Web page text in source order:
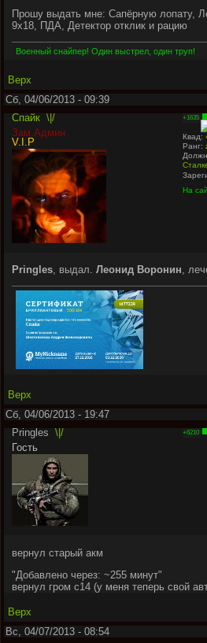
Прошу выдать мне: Сапёрную лопату,
9х18, ПДА, Детектор отклик и рацию
Военный снайпер! Один выстрел, один труп!
Верх
Сб, 04/06/2013 - 09:39
Спайк \|/
Зам.Админ
V.I.P
+1635
Квад:
Ранг:
На
Pringles, выдал. Леонид Воронин,
Верх
Сб, 04/06/2013 - 19:47
Pringles \|/
Гость
+6210
вернул старый акм
"Добавлено через: ~255 минут"
вернул гром с14 (у меня теперь свой
Верх
Вс, 04/07/2013 - 08:54